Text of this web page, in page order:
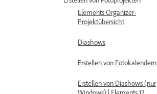
Elements Organizer-
Projektübersicht
Diashows
Erstellen von Fotokalendern
Erstellen von Diashows (nur
Windows) | Elements 12